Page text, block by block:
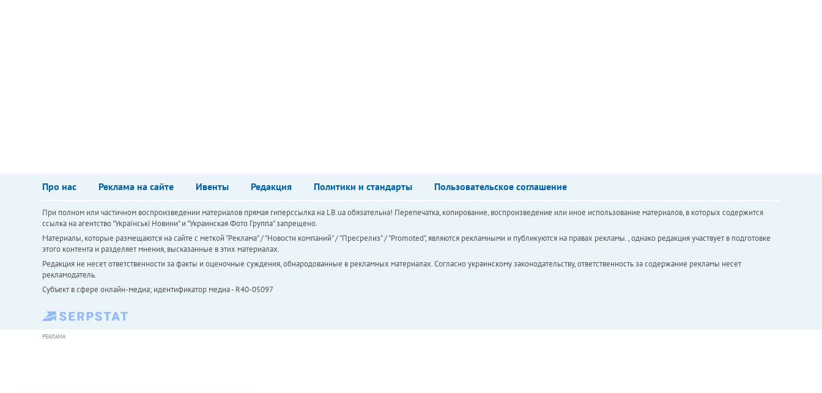
Про нас Реклама на сайте Ивенты Редакция Политики и стандарты Пользовательское соглашение
При полном или частичном воспроизведении материалов прямая гиперссылка на LB.ua обязательна! Перепечатка, копирование, воспроизведение или иное использование материалов, в которых содержится
ссылка на агентство "Українськi Новини" и "Украинская Фото Группа" запрещено.
Материалы, которые размещаются на сайте с меткой "Реклама" / "Новости компаний" / "Пресрелиз" / "Promoted", являются рекламными и публикуются на правах рекламы. , однако редакция участвует в подготовке
этого контента и разделяет мнения, высказанные в этих материалах.
Редакция не несет ответственности за факты и оценочные суждения, обнародованные в рекламных материалах. Согласно украинскому законодательству, ответственность за содержание рекламы несет
рекламодатель.
Субъект в сфере онлайн-медиа; идентификатор медиа - R40-05097
РЕКЛАМА